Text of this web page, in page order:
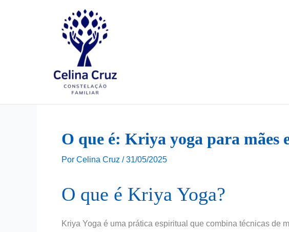
O que é: Kriya yoga para mães
Por Celina Cruz /31/05/2025
O que é Kriya Yoga?
Kriya Yoga é uma prática espiritual que combina técnicas de